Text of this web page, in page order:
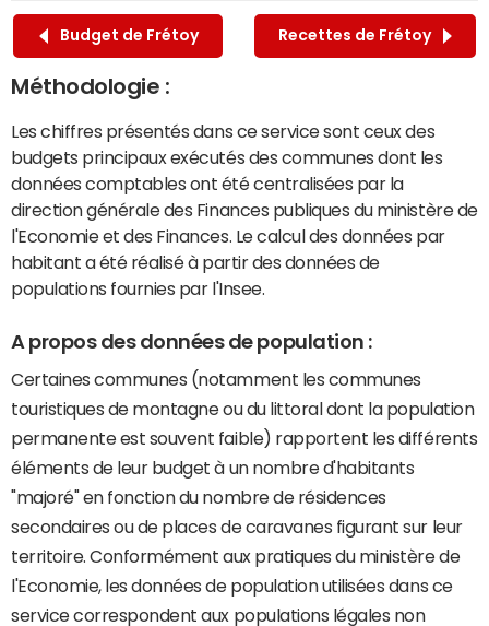
Budget de Frétoy Recettes de Frétoy
Méthodologie :
Les chiffres présentés dans ce service sont ceux des
budgets principaux exécutés des communes dont les
données comptables ont été centralisées par la
direction générale des Finances publiques du ministère de
l'Economie et des Finances. Le calcul des données par
habitant a été réalisé à partir des données de
populations fournies par l'Insee.
A propos des données de population :
Certaines communes (notamment les communes
touristiques de montagne ou du littoral dont la population
permanente est souvent faible) rapportent les différents
éléments de leur budget à un nombre d'habitants
"majoré" en fonction du nombre de résidences
secondaires ou de places de caravanes figurant sur leur
territoire. Conformément aux pratiques du ministère de
l'Economie, les données de population utilisées dans ce
service correspondent aux populations légales non